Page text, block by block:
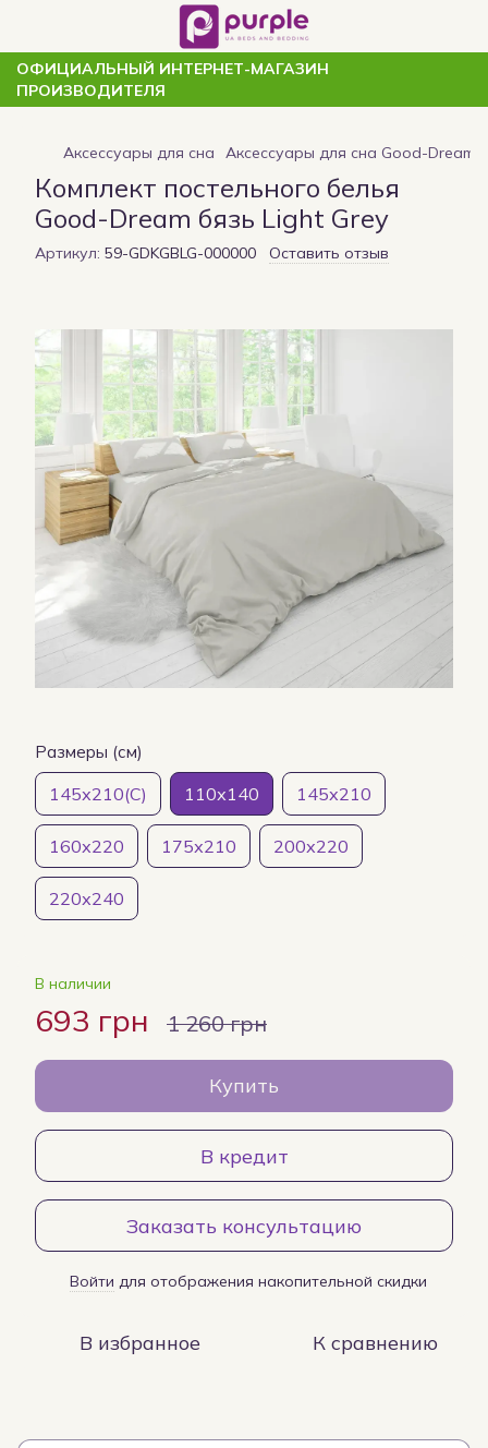
ОФИЦИАЛЬНЫЙ ИНТЕРНЕТ-МАГАЗИН
ПРОИЗВОДИТЕЛЯ
Аксессуары для сна Аксессуары для сна Good-Dream
Комплект постельного белья
Good-Dream бязь Light Grey
Артикул: 59-GDKGBLG-000000 Оставить отзыв
Размеры (см)
145х210(С) 110х140 145х210
160х220 175х210 200х220
220х240
В наличии
693 грн 1 260 грн
Купить
В кредит
Заказать консультацию
Войти для отображения накопительной скидки
В избранное К сравнению